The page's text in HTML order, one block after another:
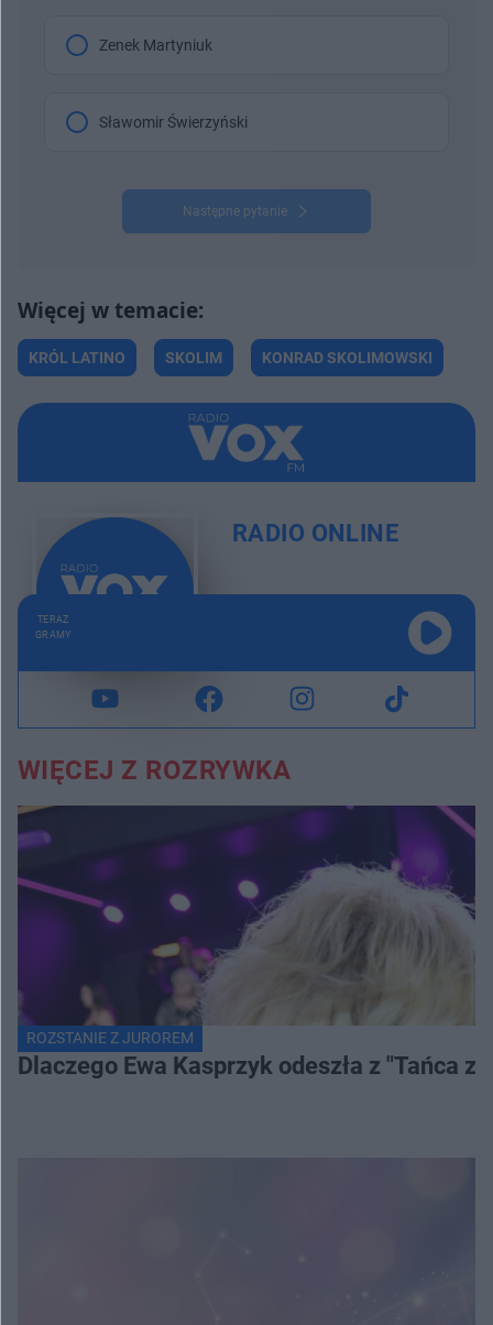
Zenek Martyniuk
Sławomir Świerzyński
Następne pytanie
KRÓL LATINO SKOLIM KONRAD SKOLIMOWSKI
RADIO ONLINE
TERAZ
GRAMY
WIĘCEJ Z ROZRYWKA
ROZSTANIE Z JUROREM
Dlaczego Ewa Kasprzyk odeszła z "Tańca